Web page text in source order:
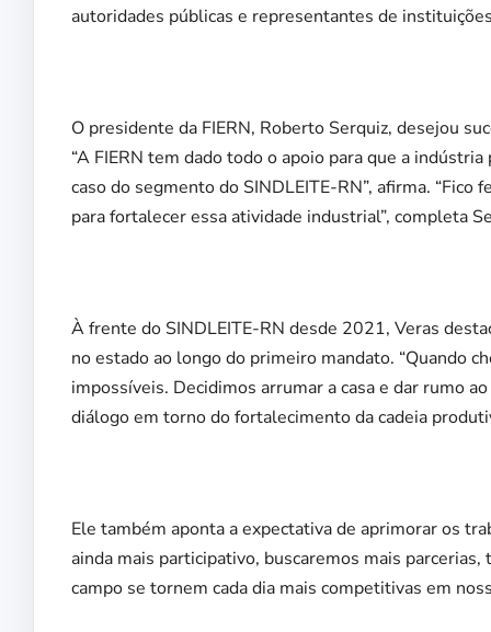
autoridades públicas e representantes de
O presidente da FIERN, Roberto Serquiz, desejou
“A FIERN tem dado todo o apoio para que a
caso do segmento do SINDLEITE-RN”, afirma.
para fortalecer essa atividade industrial”, completa
À frente do SINDLEITE-RN desde 2021, Veras
no estado ao longo do primeiro mandato. “Quando
impossíveis. Decidimos arrumar a casa e dar rumo
diálogo em torno do fortalecimento da cadeia
Ele também aponta a expectativa de aprimorar os
ainda mais participativo, buscaremos mais
campo se tornem cada dia mais competitivas em